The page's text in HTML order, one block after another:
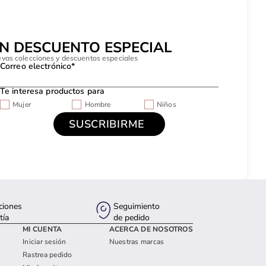
DESCUENTO ESPECIAL
colecciones y descuentos especiales
Correo electrónico*
Te interesa productos para
Mujer Hombre
Niños
Seguimiento
de pedido
MI CUENTA
Iniciar sesión
Rastrea pedido
ACERCA DE NOSOTROS
Nuestras marcas